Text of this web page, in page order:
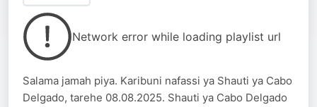
Network error while loading playlist url
Salama jamah piya. Karibuni nafassi ya Shauti ya Cabo
Delgado, tarehe 08.08.2025. Shauti ya Cabo Delgado